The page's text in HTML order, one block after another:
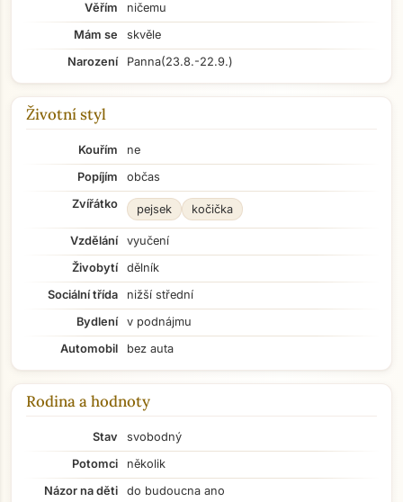
Věřím
ničemu
Mám se
skvěle
Narození
Panna(23.8.-22.9.)
Životní styl
Kouřím
ne
Popíjím
občas
Zvířátko
pejsek kočička
Vzdělání
vyučení
Živobytí
dělník
Sociální třída
nižší střední
Bydlení
v podnájmu
Automobil
bez auta
Rodina a hodnoty
Stav
svobodný
Potomci
několik
Názor na děti
do budoucna ano